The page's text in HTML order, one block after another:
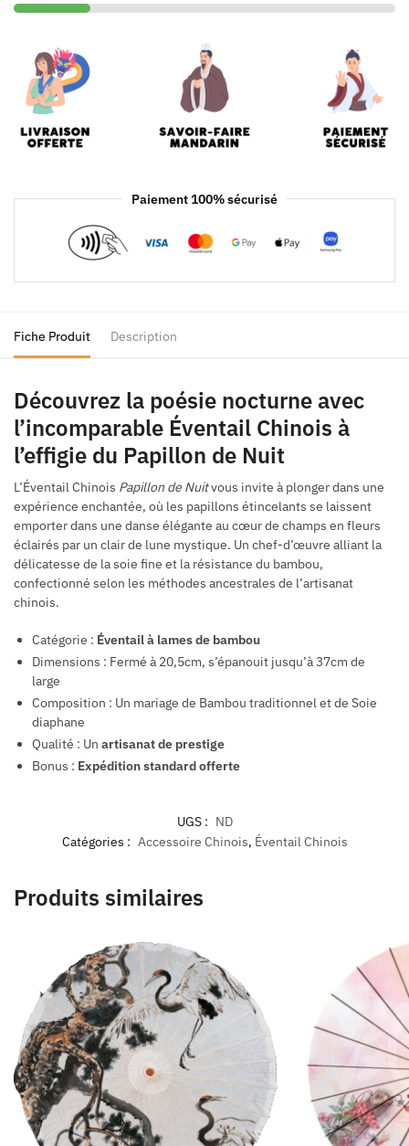
Paiement 100% sécurisé
Fiche Produit Description
Découvrez la poésie nocturne avec
l’incomparable Éventail Chinois à
l’effigie du Papillon de Nuit
L’Éventail Chinois Papillon de Nuitvous invite à plonger dans une
expérience enchantée, où les papillons étincelants se laissent
emporter dans une danse élégante au cœur de champs en fleurs
éclairés par un clair de lune mystique. Un chef-d’œuvre alliant la
délicatesse de la soie fine et la résistance du bambou,
confectionné selon les méthodes ancestrales de l’artisanat
chinois.
Catégorie : Éventail à lames de bambou
Dimensions : Fermé à 20,5cm, s’épanouit jusqu’à 37cm de
large
Composition : Un mariage de Bambou traditionnel et de Soie
diaphane
Qualité : Un artisanat de prestige
Bonus : Expédition standard offerte
UGS : ND
Catégories : Accessoire Chinois, Éventail Chinois
Produits similaires